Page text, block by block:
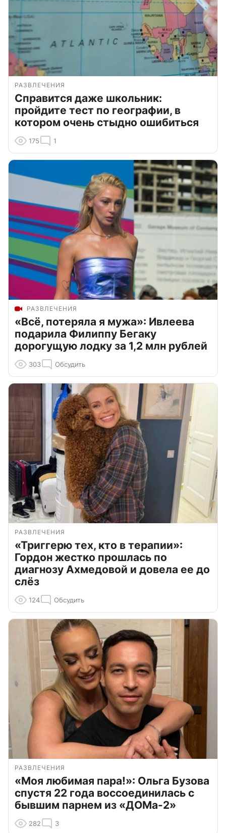
РАЗВЛЕЧЕНИЯ
Справится даже школьник:
пройдите тест по географии, в
котором очень стыдно ошибиться
175 1
РАЗВЛЕЧЕНИЯ
«Всё, потеряла я мужа»: Ивлеева
подарила Филиппу Бегаку
дорогущую лодку за 1,2 млн рублей
303 Обсудить
РАЗВЛЕЧЕНИЯ
«Триггерю тех, кто в терапии»:
Гордон жестко прошлась по
диагнозу Ахмедовой и довела ее до
слёз
124 Обсудить
РАЗВЛЕЧЕНИЯ
«Моя любимая пара!»: Ольга Бузова
спустя 22 года воссоединилась с
бывшим парнем из «ДОМа-2»
282 3